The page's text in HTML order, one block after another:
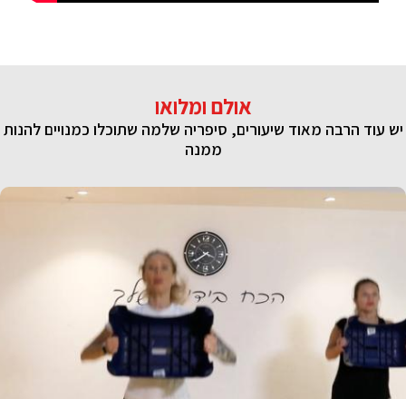
אולם ומלואו
יש עוד הרבה מאוד שיעורים, סיפריה שלמה שתוכלו כמנויים להנות
ממנה